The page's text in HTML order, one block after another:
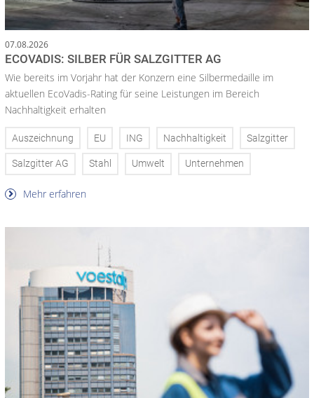
07.08.2026
ECOVADIS: SILBER FÜR SALZGITTER AG
Wie bereits im Vorjahr hat der Konzern eine Silbermedaille im
aktuellen EcoVadis-Rating für seine Leistungen im Bereich
Nachhaltigkeit erhalten
Auszeichnung EU ING Nachhaltigkeit Salzgitter
Salzgitter AG Stahl Umwelt Unternehmen
Mehr erfahren